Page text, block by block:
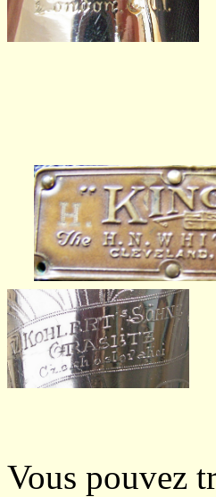
Vous pouvez